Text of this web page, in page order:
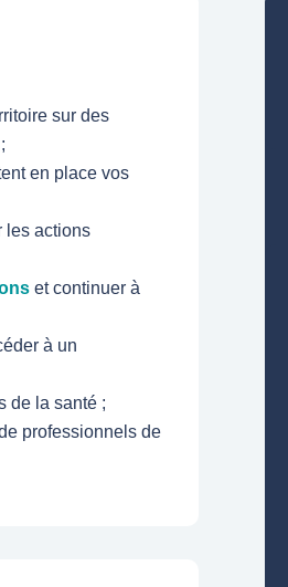
sur des
en place vos
les actions
et continuer à
à un
de la santé ;
professionnels de